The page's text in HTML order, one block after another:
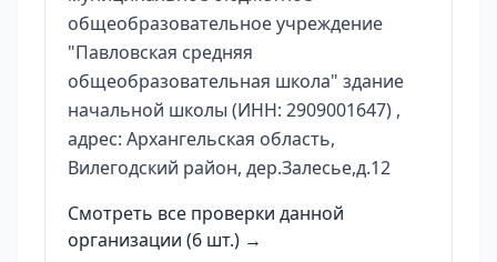
общеобразовательное учреждение
"Павловская средняя
общеобразовательная школа" здание
начальной школы (ИНН: 2909001647) ,
адрес: Архангельская область,
Вилегодский район, дер.Залесье,д.12
Смотреть все проверки данной
организации (6 шт.) →